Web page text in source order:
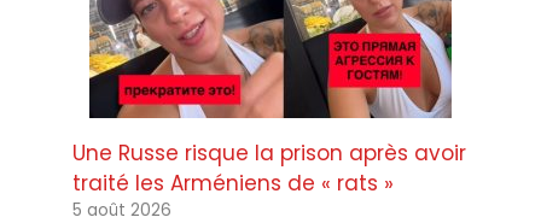
Une Russe risque la prison après avoir
traité les Arméniens de « rats »
5 août 2026